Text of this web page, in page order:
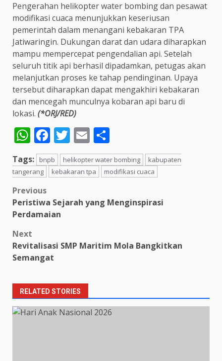
Pengerahan helikopter water bombing dan pesawat
modifikasi cuaca menunjukkan keseriusan
pemerintah dalam menangani kebakaran TPA
Jatiwaringin. Dukungan darat dan udara diharapkan
mampu mempercepat pengendalian api. Setelah
seluruh titik api berhasil dipadamkan, petugas akan
melanjutkan proses ke tahap pendinginan. Upaya
tersebut diharapkan dapat mengakhiri kebakaran
dan mencegah munculnya kobaran api baru di
lokasi. (*ORJ/RED)
WhatsApp
Facebook
Twitter
Email
Tags: bnpb helikopter water bombing
kabupaten
tangerang
kebakaran tpa modifikasi cuaca
Post
navigation
Previous
Peristiwa Sejarah yang Menginspirasi
Perdamaian
Next
Revitalisasi SMP Maritim Mola Bangkitkan
Semangat
RELATED STORIES